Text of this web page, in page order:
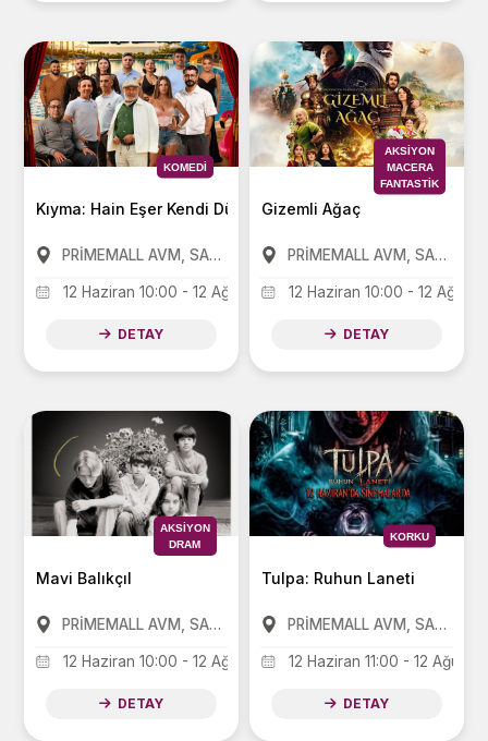
KOMEDI
Kıyma: Hain Eşer Kendi Düşer
PRİMEMALL AVM, SANKO PARK AVM, FORUM AVM
12 Haziran 10:00 - 12 Ağustos 21:00
DETAY
AKSIYON
MACERA
FANTASTIK
Gizemli Ağaç
PRİMEMALL AVM, SANKO PARK AVM, FORUM AVM
12 Haziran 10:00 - 12
DETAY
AKSIYON
DRAM
Mavi Balıkçıl
PRİMEMALL AVM, SANKO PARK AVM, FORUM AVM
12 Haziran 10:00 - 12 Ağustos 21:00
DETAY
KORKU
Tulpa: Ruhun Laneti
PRİMEMALL AVM, SANKO PARK AVM, FORUM AVM
12 Haziran 11:00 - 12
DETAY